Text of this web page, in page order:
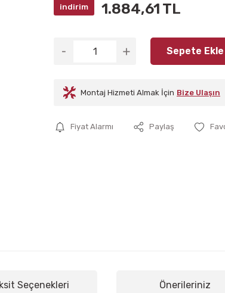
indirim 1.884,61 TL
Sepete Ekle
Montaj Hizmeti Almak İçin Bize Ulaşın
Fiyat Alarmı Paylaş
Seçenekleri Önerileriniz